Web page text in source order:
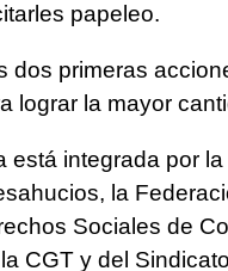
papeleo.
dos primeras
lograr la mayor
está integrada por
la
Sociales de
CGT y del